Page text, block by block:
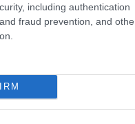
including authentication
fraud prevention, and
hogy csatlakozhatok
ezt az új
nézni és vezetni is"